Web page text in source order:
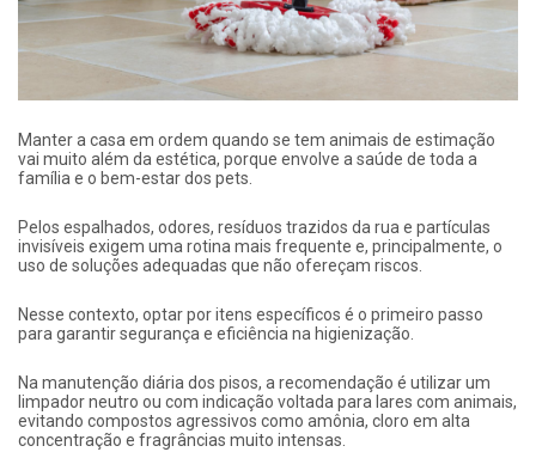
Manter a casa em ordem quando se tem animais de estimação
vai muito além da estética, porque envolve a saúde de toda a
família e o bem-estar dos pets.
Pelos espalhados, odores, resíduos trazidos da rua e partículas
invisíveis exigem uma rotina mais frequente e, principalmente, o
uso de soluções adequadas que não ofereçam riscos.
Nesse contexto, optar por itens específicos é o primeiro passo
para garantir segurança e eficiência na higienização.
Na manutenção diária dos pisos, a recomendação é utilizar um
limpador neutro ou com indicação voltada para lares com animais,
evitando compostos agressivos como amônia, cloro em alta
concentração e fragrâncias muito intensas.